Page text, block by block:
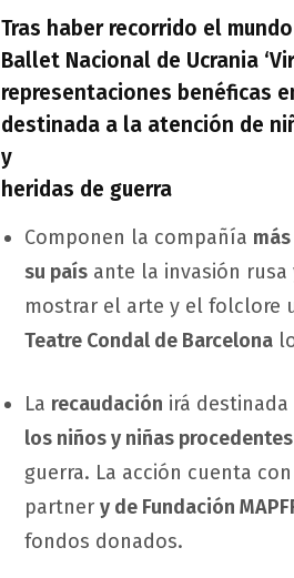
Tras haber recorrido el
Ballet Nacional de Ucrania
representaciones benéficas
destinada a la atención de
y
heridas de guerra
Componen la compañía
su país ante la invasión rusa
mostrar el arte y el folclore
Teatre Condal de Barcelona
La recaudación irá destinada
los niños y niñas
guerra. La acción cuenta
partner y de Fundación
fondos donados.